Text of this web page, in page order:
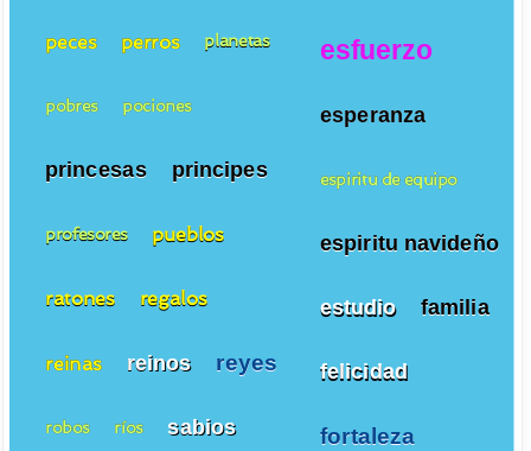
esfuerzo
esperanza
espiritu de equipo
espiritu navideño
estudio familia
felicidad
fortaleza
peces perros planetas
pobres pociones
princesas principes
profesores pueblos
ratones regalos
reinas reinos reyes
robos ríos sabios